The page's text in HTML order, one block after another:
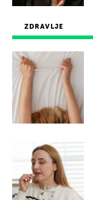
ZDRAVLJE